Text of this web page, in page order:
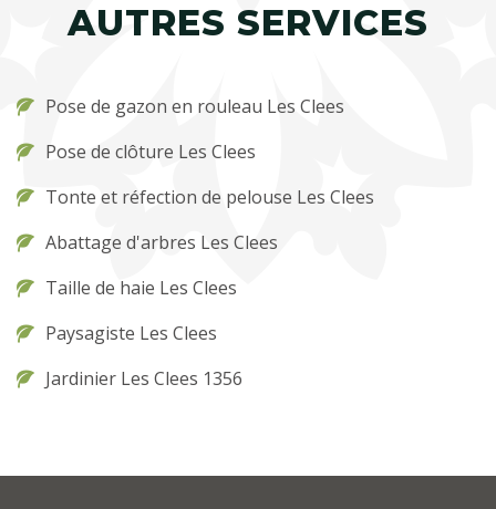
AUTRES SERVICES
Pose de gazon en rouleau Les Clees
Pose de clôture Les Clees
Tonte et réfection de pelouse Les Clees
Abattage d'arbres Les Clees
Taille de haie Les Clees
Paysagiste Les Clees
Jardinier Les Clees 1356